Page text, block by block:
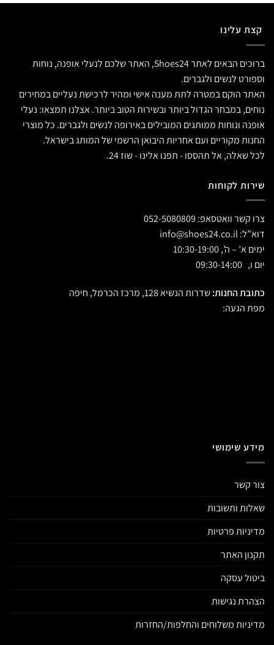
קצת עלינו
ברוכים הבאים לאתר Shoes24, האתר שלכם לנעלי אופנה, נוחות
וספורט לנשים ולגברים.
האתר הוקם במטרה לתת מענה אישי ומהיר לרכישת נעליים במחירים
נוחים, במבחר הגדול ביותר ובשירות הטוב ביותר. אצלנו תמצאו: נעלי
אופנה ונוחות ממותגים המובילים באירופה לנשים ולגברים. כל מוצרי
החנות מקוריים ועם אחריות היבואן הרשמי של המותג בישראל.
לכל שאלה, אל תהססו - תפנו אלינו - שוז 24.
שירות לקוחות
צרו קשר וואטסאפ: 052-5080809
דוא”ל:
ימים א’ – ה’, 10:30-19:00
יום ו, 09:30-14:00
כתובת החנות:שדרות הנשיא 128, מרכז הכרמל, חיפה
מפת הגעה:
מידע שימושי
צור קשר
שאלות ותשובות
מדיניות פרטיות
תקנון האתר
ביטול עסקה
הצהרת נגישות
מדיניות משלוחים והחלפות/החזרות